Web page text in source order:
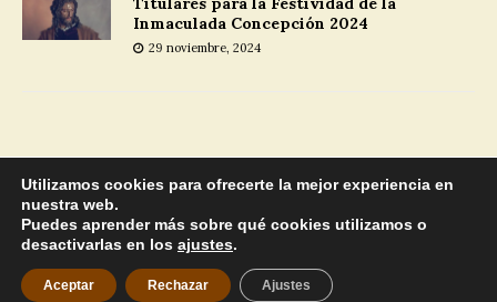
Inmaculada Concepción 2024
29 noviembre, 2024
MENU
Copyright © 2025 |
su Prendimiento y María Santísima del Carmen.
Utilizamos cookies para ofrecerte la mejor experiencia en
nuestra web.
Puedes aprender más sobre qué cookies utilizamos o
desactivarlas en los ajustes.
Aceptar Rechazar Ajustes